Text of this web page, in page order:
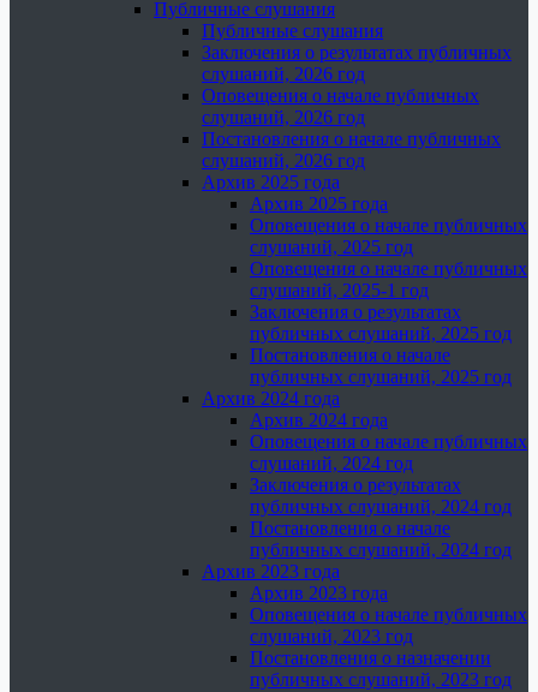
Публичные слушания
Публичные слушания
Заключения о результатах публичных
слушаний, 2026 год
Оповещения о начале публичных
слушаний, 2026 год
Постановления о начале публичных
слушаний, 2026 год
Архив 2025 года
Архив 2025 года
Оповещения о начале публичных
слушаний, 2025 год
Оповещения о начале публичных
слушаний, 2025-1 год
Заключения о результатах
публичных слушаний, 2025 год
Постановления о начале
публичных слушаний, 2025 год
Архив 2024 года
Архив 2024 года
Оповещения о начале публичных
слушаний, 2024 год
Заключения о результатах
публичных слушаний, 2024 год
Постановления о начале
публичных слушаний, 2024 год
Архив 2023 года
Архив 2023 года
Оповещения о начале публичных
слушаний, 2023 год
Постановления о назначении
публичных слушаний, 2023 год